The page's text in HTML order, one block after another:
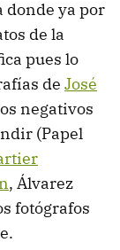
donde ya por
de la
pues lo
de José
negativos
(Papel
, Álvarez
fotógrafos